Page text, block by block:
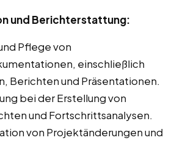
und Berichterstattung:
Pflege von
einschließlich
Berichten und Präsentationen.
bei der Erstellung von
und Fortschrittsanalysen.
von Projektänderungen und